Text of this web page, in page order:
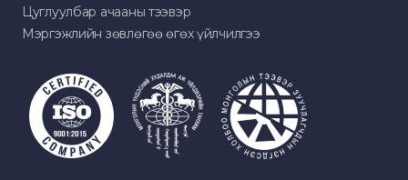
Цуглуулбар ачааны тээвэр
Мэргэжлийн зөвлөгөө өгөх үйлчилгээ